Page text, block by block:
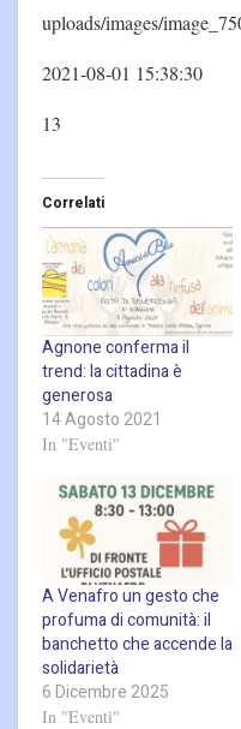
uploads/images/
2021-08-01 15:38:30
13
Correlati
Agnone conferma il
trend: la cittadina è
generosa
14 Agosto 2021
In "Eventi"
A Venafro un gesto che
profuma di comunità: il
banchetto che accende la
solidarietà
6 Dicembre 2025
In "Eventi"